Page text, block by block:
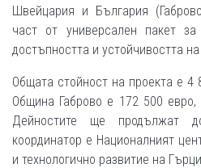
Швейцария и България
част от универсален пакет
достъпността и устойчивостта на
Общата стойност на проекта е
Община Габрово e 172 500
Дейностите ще продължат
координатор е Националният
и технологично развитие на